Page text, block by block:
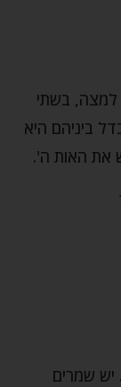
למצה, בשתי
ביניהם היא
את האות ה'.
יש שמרים